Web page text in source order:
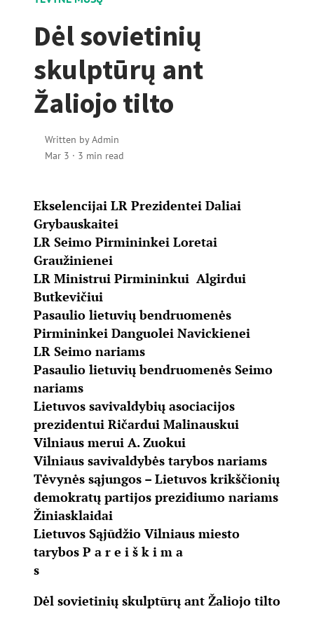
Dėl sovietinių
skulptūrų ant
Žaliojo tilto
Written byAdmin
Mar 3 · 3 min read
Ekselencijai LR Prezidentei Daliai
Grybauskaitei
LR Seimo Pirmininkei Loretai
Graužinienei
LR Ministrui Pirmininkui Algirdui
Butkevičiui
Pasaulio lietuvių bendruomenės
Pirmininkei Danguolei Navickienei
LR Seimo nariams
Pasaulio lietuvių bendruomenės Seimo
nariams
Lietuvos savivaldybių asociacijos
prezidentui Ričardui Malinauskui
Vilniaus merui A. Zuokui
Vilniaus savivaldybės tarybos nariams
Tėvynės sąjungos – Lietuvos krikščionių
demokratų partijos prezidiumo nariams
Žiniasklaidai
Lietuvos Sąjūdžio Vilniaus miesto
tarybos P a r e i š k i m a
s
Dėl sovietinių skulptūrų ant Žaliojo tilto